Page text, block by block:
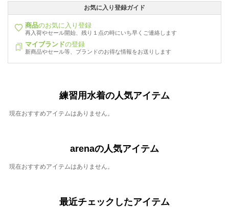
お気に入り登録ガイド
商品のお気に入り登録
再入荷やセール開始、残り１点の時にいち早くご連絡します
マイブランドの登録
新商品やセール等、ブランドのお得な情報をお送りします
練習用水着の人気アイテム
現在おすすめアイテムはありません。
arenaの人気アイテム
現在おすすめアイテムはありません。
最近チェックしたアイテム